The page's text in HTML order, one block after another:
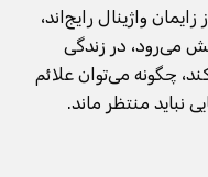
واژینال رایج‌اند،
می‌رود، در زندگی
چگونه می‌توان علائم
نباید منتظر ماند.